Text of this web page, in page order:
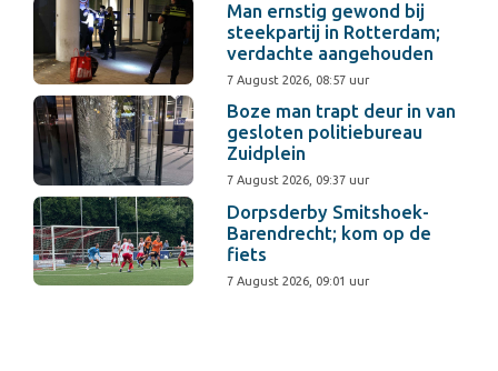
Man ernstig gewond bij
steekpartij in Rotterdam;
verdachte aangehouden
7 August 2026, 08:57 uur
Boze man trapt deur in van
gesloten politiebureau
Zuidplein
7 August 2026, 09:37 uur
Dorpsderby Smitshoek-
Barendrecht; kom op de
fiets
7 August 2026, 09:01 uur